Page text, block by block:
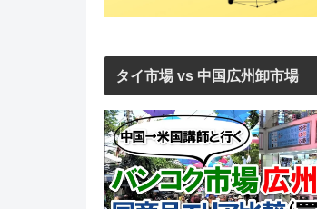
タイ市場 vs 中国広州卸市場